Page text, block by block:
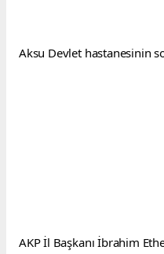
Aksu Devlet hastanesinin
AKP İl Başkanı İbrahim